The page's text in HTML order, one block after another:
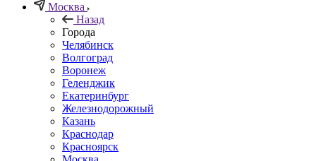
Москва
Назад
Города
Челябинск
Волгоград
Воронеж
Геленджик
Екатеринбург
Железнодорожный
Казань
Краснодар
Красноярск